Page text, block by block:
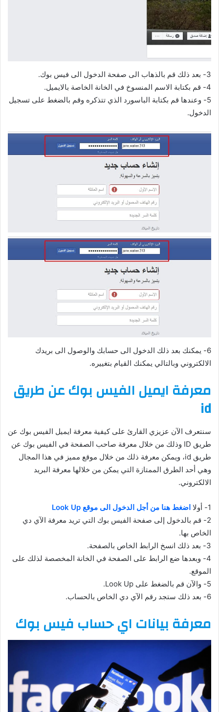
3- بعد ذلك قم بالذهاب الى صفحة الدخول الى فيس بوك.
4- قم بكتابة الاسم المنسوخ في الخانة الخاصة بالايميل.
5- وعندها قم بكتابة الباسورد الذي تتذكره وقم بالضغط على تسجيل
الدخول.
6- يمكنك بعد ذلك الدخول الى حسابك والوصول الى بريدك
الالكتروني وبالتالي يمكنك القيام بتغييره.
معرفة ايميل الفيس بوك عن طريق
id
سنتعرف الآن عزيزي القارئ على كيفية معرفة ايميل الفيس بوك عن
طريق ID وذلك من خلال معرفة صاحب الصفحة في الفيس بوك عن
طريق id، ويمكن معرفة ذلك من خلال موقع مميز في هذا المجال
وهي أحد الطرق الممتازة التي يمكن من خلالها معرفة البريد
الالكتروني.
1- أولا
اضغط هنا من أجل الدخول الى موقع Look Up
2- قم بالدخول إلى صفحة الفيس بوك التي تريد معرفة الآي دي
الخاص بها.
3- بعد ذلك انسخ الرابط الخاص بالصفحة.
4- وبعدها ضع الرابط على الصفحة في الخانة المخصصة لذلك على
الموقع.
5- والآن قم بالضغط على Look Up.
6- بعد ذلك ستجد رقم الآي دي الخاص بالحساب.
معرفة بيانات اي حساب فيس بوك